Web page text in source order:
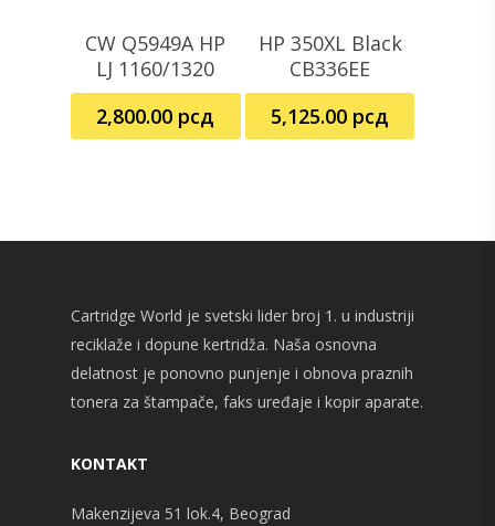
Dodaj U Korpu
CW Q5949A HP
LJ 1160/1320
2,800.00 рсд
Dodaj U Korpu
HP 350XL Black
CB336EE
5,125.00 рсд
Cartridge World je svetski lider broj 1. u industriji
reciklaže i dopune kertridža. Naša osnovna
delatnost je ponovno punjenje i obnova praznih
tonera za štampače, faks uređaje i kopir aparate.
KONTAKT
Makenzijeva 51 lok.4, Beograd